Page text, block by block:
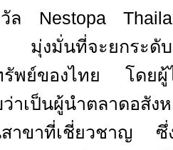
ล Nestopa
มุ่งมั่นที่จะยกระดั
รัพย์ของไทย โดยผู้
าเป็นผู้นำตลาดอสัง
สาขาที่เชี่ยวชาญ ซึ่